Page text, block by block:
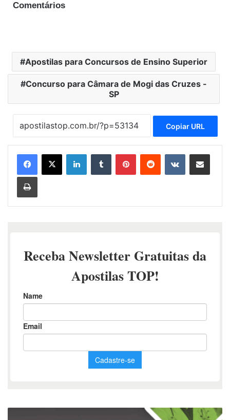
Comentários
Apostilas para Concursos de Ensino Superior
Concurso para Câmara de Mogi das Cruzes -
SP
Copiar URL
LinkedinTumblr PinterestReddit VK Compartilhar via e-mail
Imprimir